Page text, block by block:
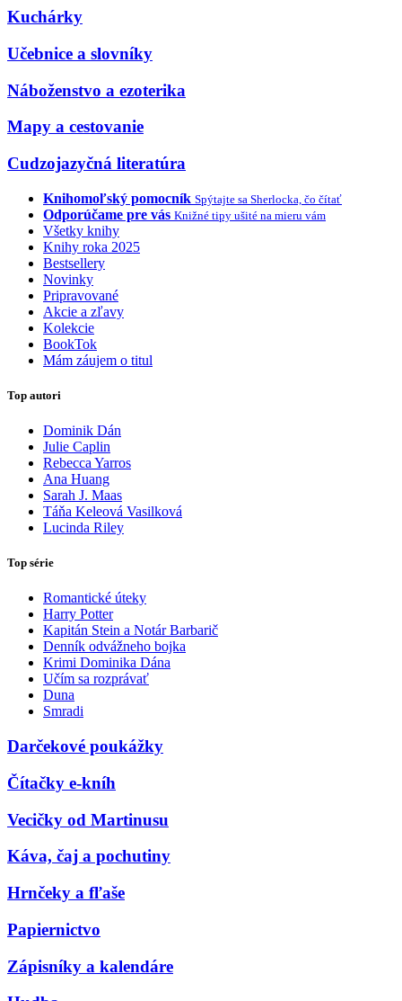
Kuchárky
Učebnice a slovníky
Náboženstvo a ezoterika
Mapy a cestovanie
Cudzojazyčná literatúra
Knihomoľský pomocník Spýtajte sa Sherlocka, čo čítať
Odporúčame pre vás Knižné tipy ušité na mieru vám
Všetky knihy
Knihy roka 2025
Bestsellery
Novinky
Pripravované
Akcie a zľavy
Kolekcie
BookTok
Mám záujem o titul
Top autori
Dominik Dán
Julie Caplin
Rebecca Yarros
Ana Huang
Sarah J. Maas
Táňa Keleová Vasilková
Lucinda Riley
Top série
Romantické úteky
Harry Potter
Kapitán Stein a Notár Barbarič
Denník odvážneho bojka
Krimi Dominika Dána
Učím sa rozprávať
Duna
Smradi
Darčekové poukážky
Čítačky e-kníh
Vecičky od Martinusu
Káva, čaj a pochutiny
Hrnčeky a fľaše
Papiernictvo
Zápisníky a kalendáre